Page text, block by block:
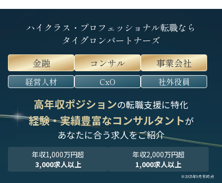
ハイクラス・プロフェッショナル転職なら
タイグロンパートナーズ
金融
コンサル 事業会社
経営人材 CxO 社外役員
高年収ポジションの転職支援に特化
経験・実績豊富なコンサルタントが
あなたに合う求人をご紹介
年収1,000万円超
3,000求人以上
年収2,000万円超
1,000求人以上
※2025年9月末時点